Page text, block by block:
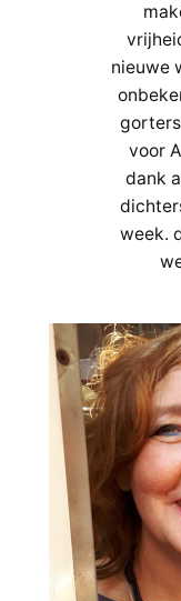
nieuwe
voor
dank
week.